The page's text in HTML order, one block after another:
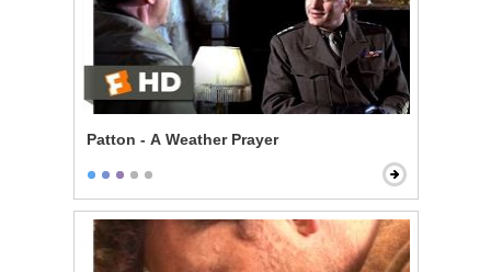
Patton - A Weather Prayer